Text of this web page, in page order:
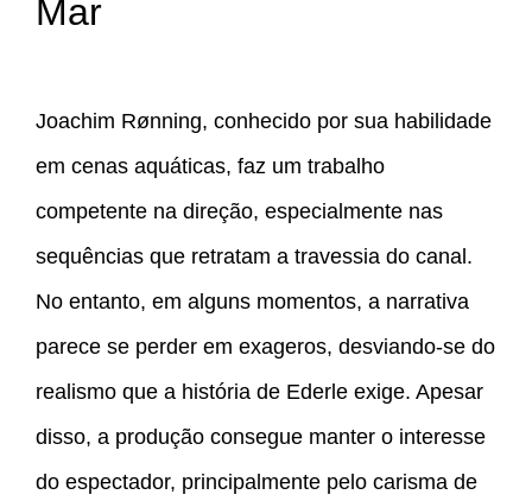
Mar
Joachim Rønning, conhecido por sua habilidade
em cenas aquáticas, faz um trabalho
competente na direção, especialmente nas
sequências que retratam a travessia do canal.
No entanto, em alguns momentos, a narrativa
parece se perder em exageros, desviando-se do
realismo que a história de Ederle exige. Apesar
disso, a produção consegue manter o interesse
do espectador, principalmente pelo carisma de